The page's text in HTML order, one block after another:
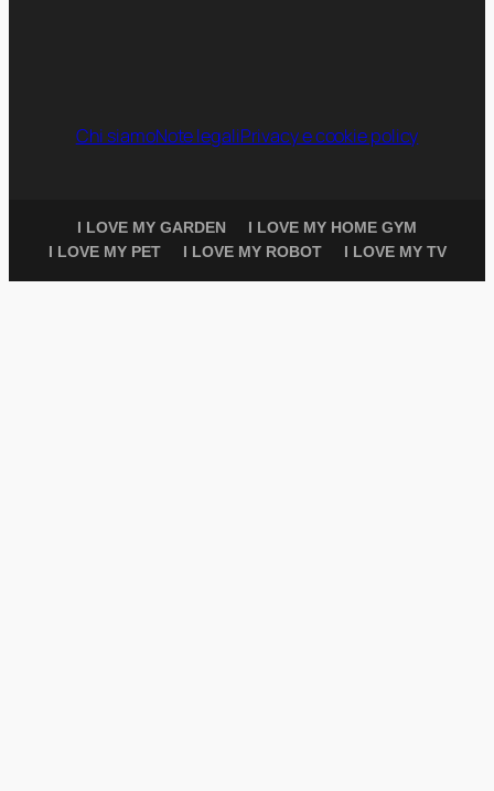
Chi siamoNote legaliPrivacy e cookie policy
I LOVE MY GARDEN
I LOVE MY HOME GYM
I LOVE MY PET
I LOVE MY ROBOT I LOVE MY TV